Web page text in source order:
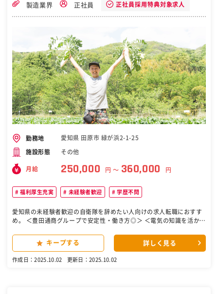
ため事前学習は不要です。 【モデルケース】 1年目まで 簡単なもの
い： 既存や新規でお客様からお声がけがあった場合や、部品の大きさ
が変わり箱や仕切りの大きさ変更の際に、試行錯誤して完成したとき
です。 ■組織： 5名在籍しております。 課長1名50代、係長40代、メ
ンバー３名（30代1名、20代2名） ■働き方： 基本土日休み、残業は
月に10時間程度、ＧＷ，お盆、年末年始の連休長いため、プライベー
トとも両立しやすい環境です。 今年度の土曜出勤は会社行事で2月初
午の週の土曜日が出社で、会社にある神社で行うご祈祷に列席してい
ただきます。 ■三甲株式会社について 岐阜県瑞穂市に本店を置く日本
の化学メーカー。プラスチック物流機器業界では業界トップの約70%
のシェアを占める。 変更の範囲：会社の定める業務 ［自衛隊・転職・
製造業界 正社員 正社員採用特典対象求人
勤務地 愛知県 田原市 緑が浜2-1-25
施設形態 その他
月給 250,000 円 〜 360,000 円
福利厚生充実 未経験者歓迎 学歴不問
愛知県の未経験者歓迎の自衛隊を辞めたい人向けの求人転職におすす
め。 ＜豊田通商グループで安定性・働き方◎＞ ＜電気の知識を活かせ
アルミニウムリサイクル事業を展開＞ ■採用背景： 当社は豊田通商の
グループ会社として、自動車製造のためい使用されるアルミを環境に
需要増に伴い、当社も事業拡大をしており、今後も見込まれる生産体
キープする 詳しく見る
作成日：2025.10.02 更新日：2025.10.02